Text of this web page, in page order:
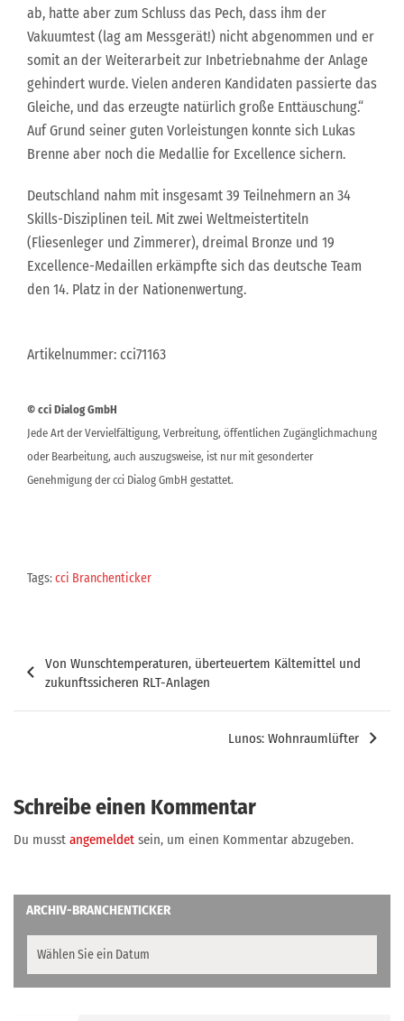
ab, hatte aber zum Schluss das Pech, dass ihm der
Vakuumtest (lag am Messgerät!) nicht abgenommen und er
somit an der Weiterarbeit zur Inbetriebnahme der Anlage
gehindert wurde. Vielen anderen Kandidaten passierte das
Gleiche, und das erzeugte natürlich große Enttäuschung.“
Auf Grund seiner guten Vorleistungen konnte sich Lukas
Brenne aber noch die Medallie for Excellence sichern.
Deutschland nahm mit insgesamt 39 Teilnehmern an 34
Skills-Disziplinen teil. Mit zwei Weltmeistertiteln
(Fliesenleger und Zimmerer), dreimal Bronze und 19
Excellence-Medaillen erkämpfte sich das deutsche Team
den 14. Platz in der Nationenwertung.
Artikelnummer: cci71163
© cci Dialog GmbH
Jede Art der Vervielfältigung, Verbreitung, öffentlichen Zugänglichmachung
oder Bearbeitung, auch auszugsweise, ist nur mit gesonderter
Genehmigung der cci Dialog GmbH gestattet.
Tags:cci Branchenticker
Von Wunschtemperaturen, überteuertem Kältemittel und
zukunftssicheren RLT-Anlagen
Lunos: Wohnraumlüfter
Schreibe einen Kommentar
Du musst angemeldet sein, um einen Kommentar abzugeben.
ARCHIV-BRANCHENTICKER